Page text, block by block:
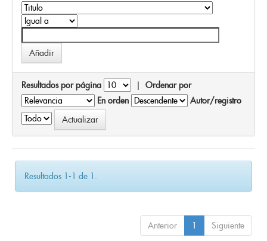
Resultados por página | Ordenar por
En orden
Autor/registro
Resultados 1-1 de 1.
Anterior 1 Siguiente